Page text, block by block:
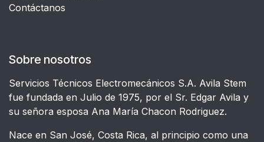
Contáctanos
Sobre nosotros
Servicios Técnicos Electromecánicos S.A. Avila Stem
fue fundada en Julio de 1975, por el Sr. Edgar Avila y
su señora esposa Ana María Chacon Rodriguez.
Nace en San José, Costa Rica, al principio como una